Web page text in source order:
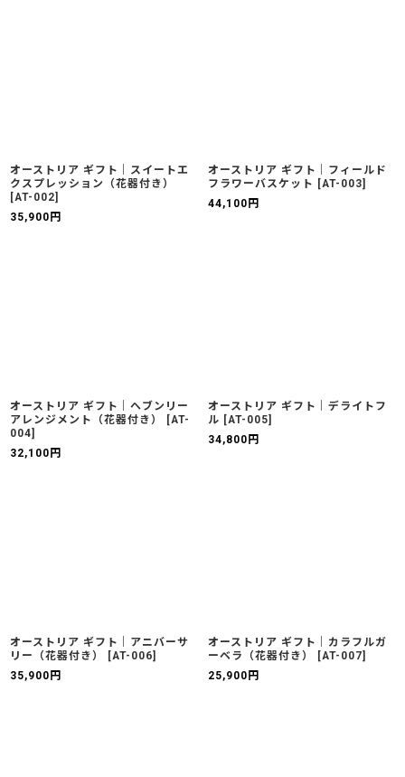
オーストリア ギフト｜スイートエ
クスプレッション（花器付き）
[AT-002]
35,900 円
オーストリア ギフト｜フィールド
フラワーバスケット
[AT-003]
44,100 円
オーストリア ギフト｜ヘブンリー
アレンジメント（花器付き）
[AT-
004]
32,100 円
オーストリア ギフト｜デライトフ
ル [AT-005]
34,800 円
オーストリア ギフト｜アニバーサ
リー（花器付き）
[AT-006]
35,900 円
オーストリア ギフト｜カラフルガ
ーベラ（花器付き）
[AT-007]
25,900 円